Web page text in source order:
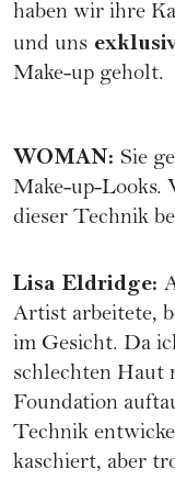
haben wir ihre
und uns
Make-up geholt.
WOMAN: Sie
Make-up-Looks.
dieser Technik
Lisa Eldridge:
Artist arbeitete,
im Gesicht. Da
schlechten Haut
Foundation
Technik
kaschiert, aber